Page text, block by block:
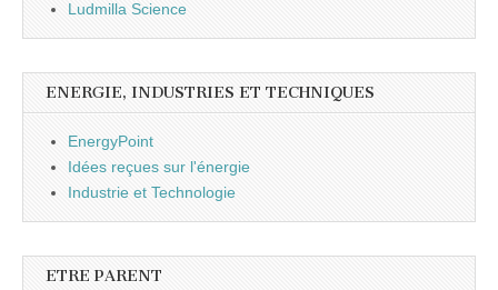
Ludmilla Science
ENERGIE, INDUSTRIES ET TECHNIQUES
EnergyPoint
Idées reçues sur l'énergie
Industrie et Technologie
ETRE PARENT